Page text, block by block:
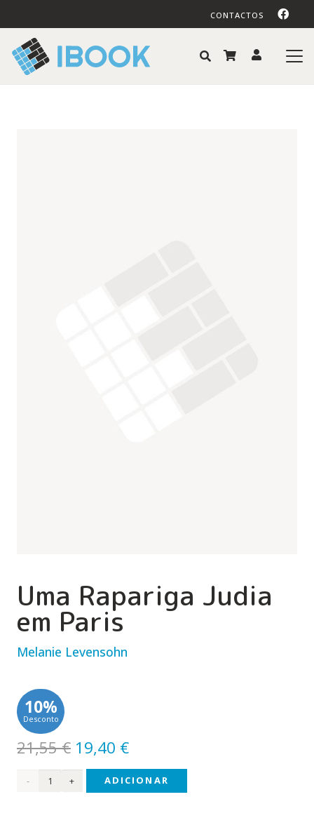
CONTACTOS
Uma Rapariga Judia
em Paris
Melanie Levensohn
10%
Desconto
21,55€ O
preço
original
19,40 €O
preço
atual
Quantidade
ADICIONAR